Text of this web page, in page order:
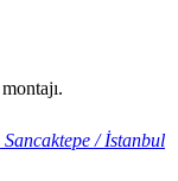
/ İstanbul